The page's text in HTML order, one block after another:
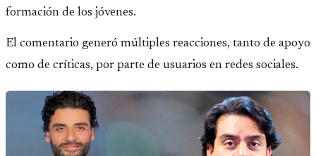
formación de los jóvenes.
El comentario generó múltiples reacciones, tanto de apoyo
como de críticas, por parte de usuarios en redes sociales.